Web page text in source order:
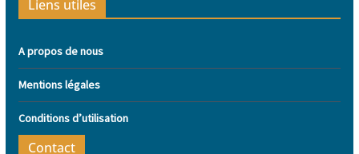
Liens utiles
A propos de nous
Mentions légales
Conditions d’utilisation
Contact